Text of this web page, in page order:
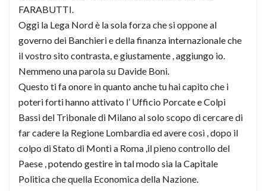
FARABUTTI.
Oggi la Lega Nord è la sola forza che si oppone al
governo dei Banchieri e della finanza internazionale che
il vostro sito contrasta, e giustamente , aggiungo io.
Nemmeno una parola su Davide Boni.
Questo ti fa onore in quanto anche tu hai capito che i
poteri forti hanno attivato l’ Ufficio Porcate e Colpi
Bassi del Tribonale di Milano al solo scopo di cercare di
far cadere la Regione Lombardia ed avere così , dopo il
colpo di Stato di Monti a Roma ,il pieno controllo del
Paese , potendo gestire in tal modo sia la Capitale
Politica che quella Economica della Nazione.